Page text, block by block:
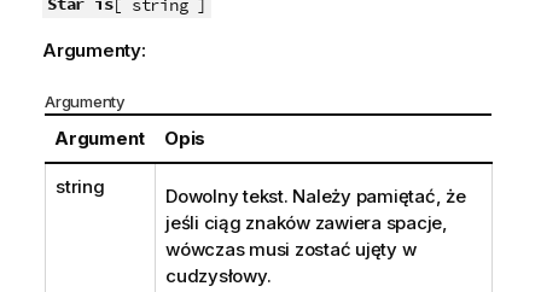
[ string ]
Argumenty:
Argumenty
Argument Opis
string
Dowolny tekst. Należy pamiętać, że
jeśli ciąg znaków zawiera spacje,
wówczas musi zostać ujęty w
cudzysłowy.